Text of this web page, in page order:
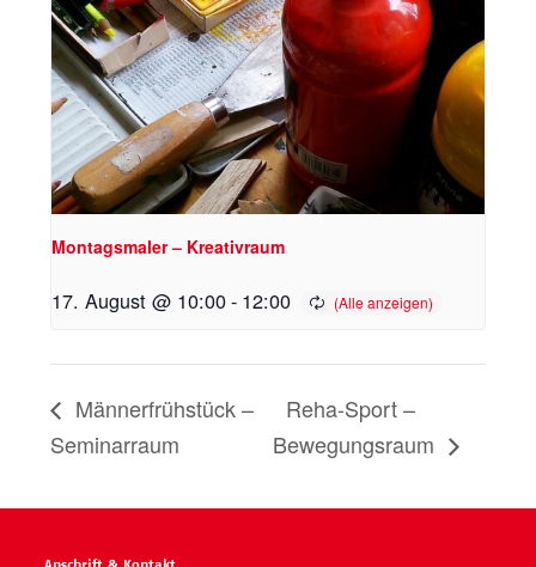
Montagsmaler – Kreativraum
17. August @ 10:00- 12:00
Männerfrühstück –
Seminarraum
Reha-Sport –
Bewegungsraum